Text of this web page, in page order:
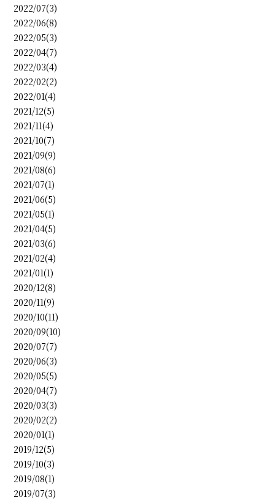
2022/07(3)
2022/06(8)
2022/05(3)
2022/04(7)
2022/03(4)
2022/02(2)
2022/01(4)
2021/12(5)
2021/11(4)
2021/10(7)
2021/09(9)
2021/08(6)
2021/07(1)
2021/06(5)
2021/05(1)
2021/04(5)
2021/03(6)
2021/02(4)
2021/01(1)
2020/12(8)
2020/11(9)
2020/10(11)
2020/09(10)
2020/07(7)
2020/06(3)
2020/05(5)
2020/04(7)
2020/03(3)
2020/02(2)
2020/01(1)
2019/12(5)
2019/10(3)
2019/08(1)
2019/07(3)